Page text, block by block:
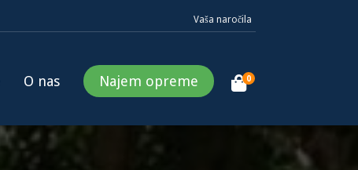
Vaša naročila
O nas Najem opreme 0